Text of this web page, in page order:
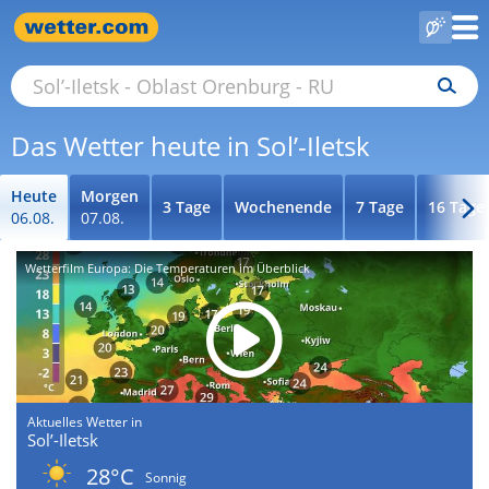
Das Wetter heute in Sol’-Iletsk
Heute
06.08.
Morgen
07.08.
3 Tage Wochenende 7 Tage 16 Tage
Wetterfilm Europa: Die Temperaturen im Überblick
Aktuelles Wetter in
Sol’-Iletsk
28°C
Sonnig